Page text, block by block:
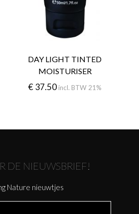
DAY LIGHT TINTED
MOISTURISER
€37.50 incl. BTW 21%
DE NIEUWSBRIEF!
Nature nieuwtjes